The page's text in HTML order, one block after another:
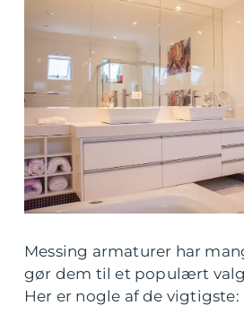
Messing armaturer har
gør dem til et populært
Her er nogle af de vigtigste: